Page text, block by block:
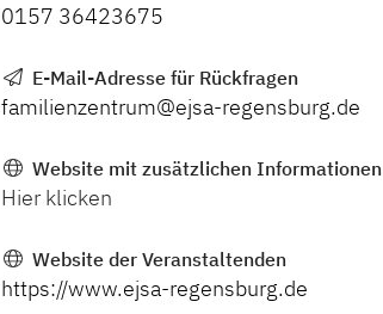
0157 36423675
E-Mail-Adresse für Rückfragen
familienzentrum@ejsa-regensburg.de
Website mit zusätzlichen Informationen
Hier klicken
Website der Veranstaltenden
https://www.ejsa-regensburg.de